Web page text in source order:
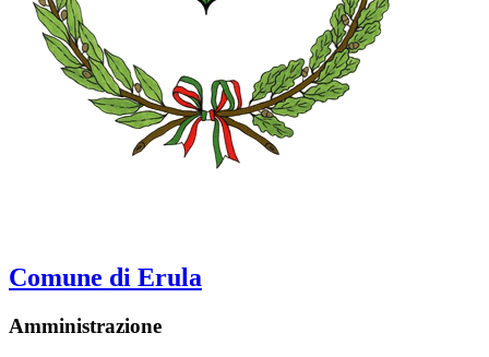
Comune di Erula
Amministrazione